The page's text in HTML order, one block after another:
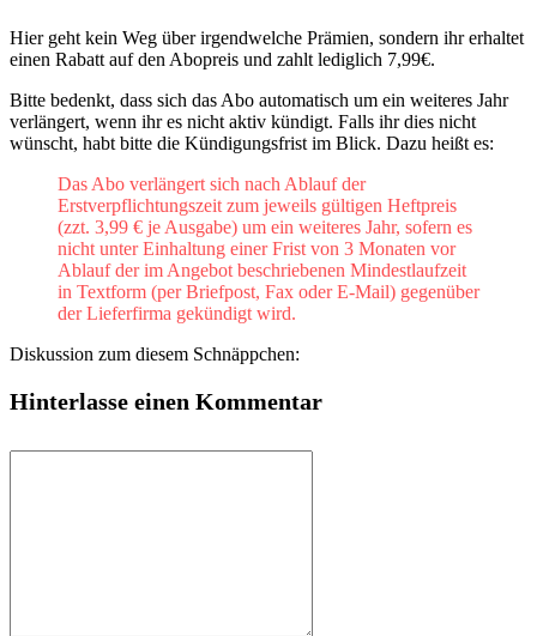
Hier geht kein Weg über irgendwelche Prämien, sondern ihr erhaltet
einen Rabatt auf den Abopreis und zahlt lediglich 7,99€.
Bitte bedenkt, dass sich das Abo automatisch um ein weiteres Jahr
verlängert, wenn ihr es nicht aktiv kündigt. Falls ihr dies nicht
wünscht, habt bitte die Kündigungsfrist im Blick. Dazu heißt es:
Das Abo verlängert sich nach Ablauf der
Erstverpflichtungszeit zum jeweils gültigen Heftpreis
(zzt. 3,99 € je Ausgabe) um ein weiteres Jahr, sofern es
nicht unter Einhaltung einer Frist von 3 Monaten vor
Ablauf der im Angebot beschriebenen Mindestlaufzeit
in Textform (per Briefpost, Fax oder E-Mail) gegenüber
der Lieferfirma gekündigt wird.
Diskussion zum diesem Schnäppchen:
Hinterlasse einen Kommentar